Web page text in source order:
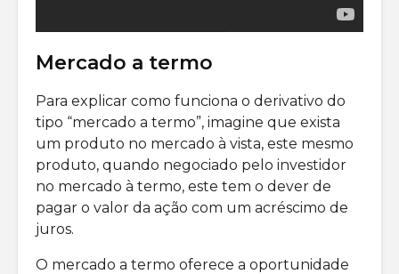
Mercado a termo
Para explicar como funciona o derivativo do
tipo “mercado a termo”, imagine que exista
um produto no mercado à vista, este mesmo
produto, quando negociado pelo investidor
no mercado à termo, este tem o dever de
pagar o valor da ação com um acréscimo de
juros.
O mercado a termo oferece a oportunidade